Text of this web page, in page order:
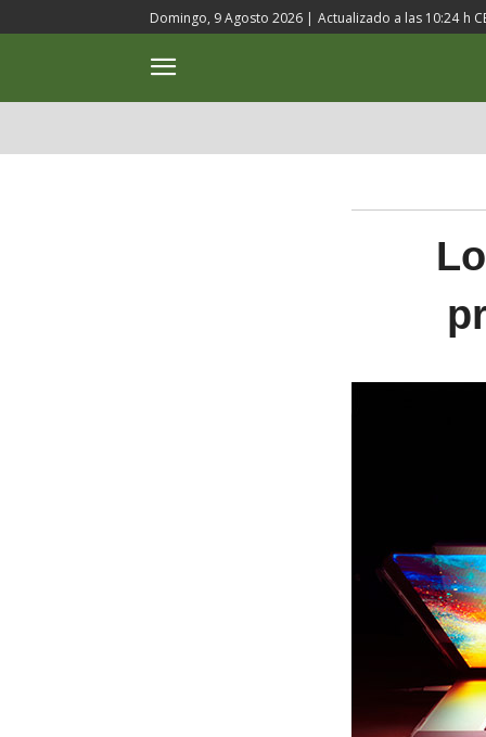
Domingo, 9 Agosto 2026 | Actualizado a las 10:24 h